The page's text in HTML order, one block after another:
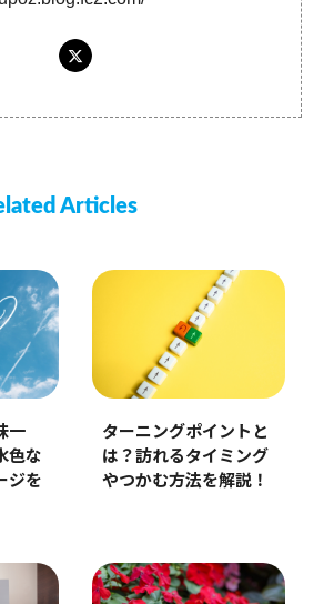
Articles
一
色な
ジを
ターニングポイントと
は？訪れるタイミング
やつかむ方法を解説！